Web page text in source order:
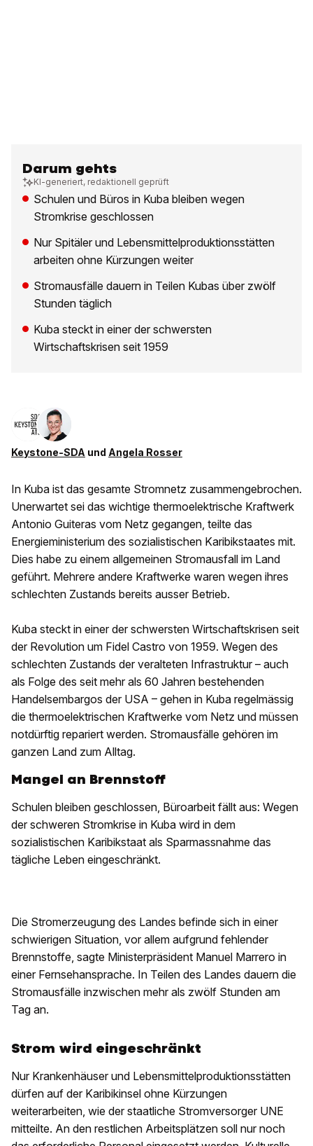
Darum gehts
KI-generiert, redaktionell geprüft
Schulen und Büros in Kuba bleiben wegen
Stromkrise geschlossen
Nur Spitäler und Lebensmittelproduktionsstätten
arbeiten ohne Kürzungen weiter
Stromausfälle dauern in Teilen Kubas über zwölf
Stunden täglich
Kuba steckt in einer der schwersten
Wirtschaftskrisen seit 1959
Keystone-SDA und Angela Rosser
In Kuba ist das gesamte Stromnetz zusammengebrochen.
Unerwartet sei das wichtige thermoelektrische Kraftwerk
Antonio Guiteras vom Netz gegangen, teilte das
Energieministerium des sozialistischen Karibikstaates mit.
Dies habe zu einem allgemeinen Stromausfall im Land
geführt. Mehrere andere Kraftwerke waren wegen ihres
schlechten Zustands bereits ausser Betrieb.
Kuba steckt in einer der schwersten Wirtschaftskrisen seit
der Revolution um Fidel Castro von 1959. Wegen des
schlechten Zustands der veralteten Infrastruktur – auch
als Folge des seit mehr als 60 Jahren bestehenden
Handelsembargos der USA – gehen in Kuba regelmässig
die thermoelektrischen Kraftwerke vom Netz und müssen
notdürftig repariert werden. Stromausfälle gehören im
ganzen Land zum Alltag.
Mangel an Brennstoff
Schulen bleiben geschlossen, Büroarbeit fällt aus: Wegen
der schweren Stromkrise in Kuba wird in dem
sozialistischen Karibikstaat als Sparmassnahme das
tägliche Leben eingeschränkt.
Die Stromerzeugung des Landes befinde sich in einer
schwierigen Situation, vor allem aufgrund fehlender
Brennstoffe, sagte Ministerpräsident Manuel Marrero in
einer Fernsehansprache. In Teilen des Landes dauern die
Stromausfälle inzwischen mehr als zwölf Stunden am
Tag an.
Strom wird eingeschränkt
Nur Krankenhäuser und Lebensmittelproduktionsstätten
dürfen auf der Karibikinsel ohne Kürzungen
weiterarbeiten, wie der staatliche Stromversorger UNE
mitteilte. An den restlichen Arbeitsplätzen soll nur noch